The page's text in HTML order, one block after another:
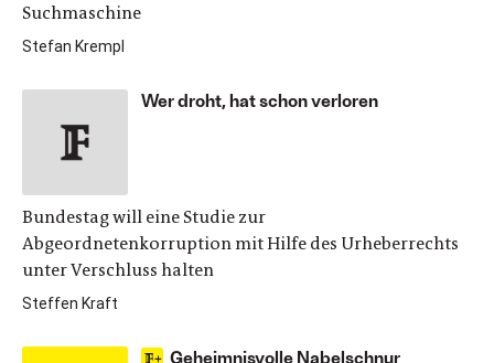
Suchmaschine
Stefan Krempl
Wer droht, hat schon verloren
Bundestag will eine Studie zur
Abgeordnetenkorruption mit Hilfe des Urheberrechts
unter Verschluss halten
Steffen Kraft
Geheimnisvolle Nabelschnur